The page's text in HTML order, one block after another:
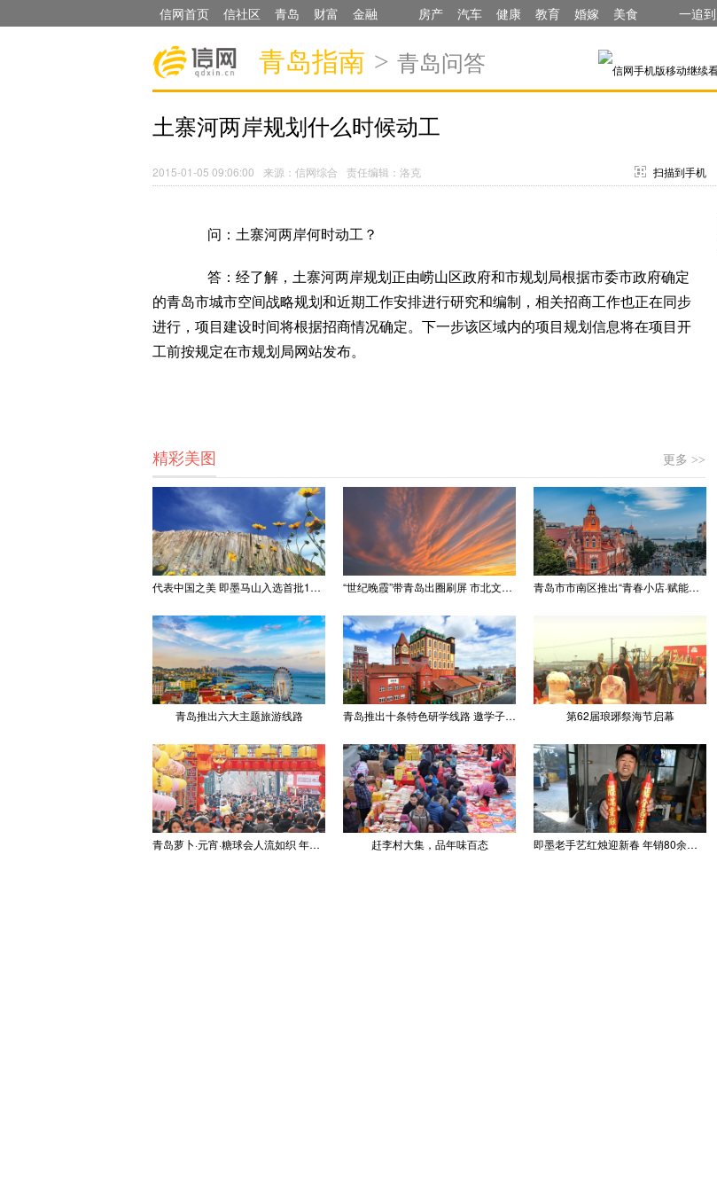
信网首页 信社区 青岛 财富 金融 房产 汽车 健康 教育 婚嫁 美食 一追
青岛指南 > 青岛问答
土寨河两岸规划什么时候动工
2015-01-05 09:06:00 来源：信网综合 责任编辑：洛克 扫描到手机
问：土寨河两岸何时动工？
答：经了解，土寨河两岸规划正由崂山区政府和市规划局根据市委市政府确定
的青岛市城市空间战略规划和近期工作安排进行研究和编制，相关招商工作也正在同步
进行，项目建设时间将根据招商情况确定。下一步该区域内的项目规划信息将在项目开
工前按规定在市规划局网站发布。
精彩美图 更多 >>
代表中国之美 即墨马山入选首批100处“美丽中国打卡点” “世纪晚霞”带青岛出圈刷屏 市北文旅推出精品线路 青岛市市南区推出“青春小店·赋能计划” 聚满青岛温情
青岛推出六大主题旅游线路 青岛推出十条特色研学线路 邀学子逐梦深蓝探知山海 第62届琅琊祭海节启幕
青岛萝卜·元宵·糖球会人流如织 年味浓郁 赶李村大集，品年味百态 即墨老手艺红烛迎新春 年销80余吨供不应求